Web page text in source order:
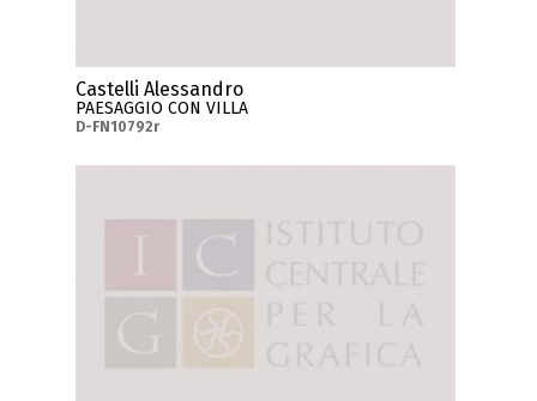
Castelli Alessandro
PAESAGGIO CON VILLA
D-FN10792r